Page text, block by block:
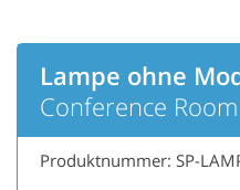
Lampe ohne
Conference Room
Produktnummer: SP-